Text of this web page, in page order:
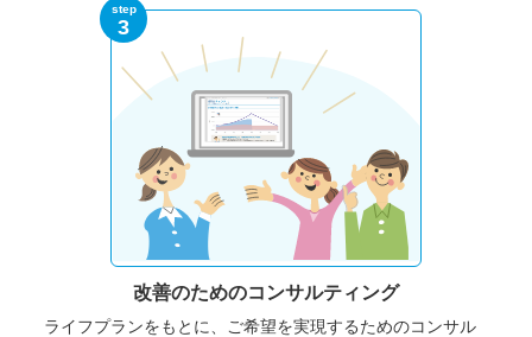
step
3
改善のためのコンサルティング
ライフプランをもとに、ご希望を実現するためのコンサル